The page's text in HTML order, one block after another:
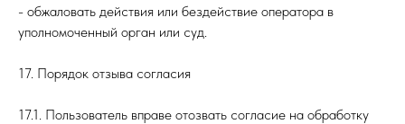
- обжаловать действия или бездействие оператора в
уполномоченный орган или суд.
17. Порядок отзыва согласия
17.1. Пользователь вправе отозвать согласие на обработку